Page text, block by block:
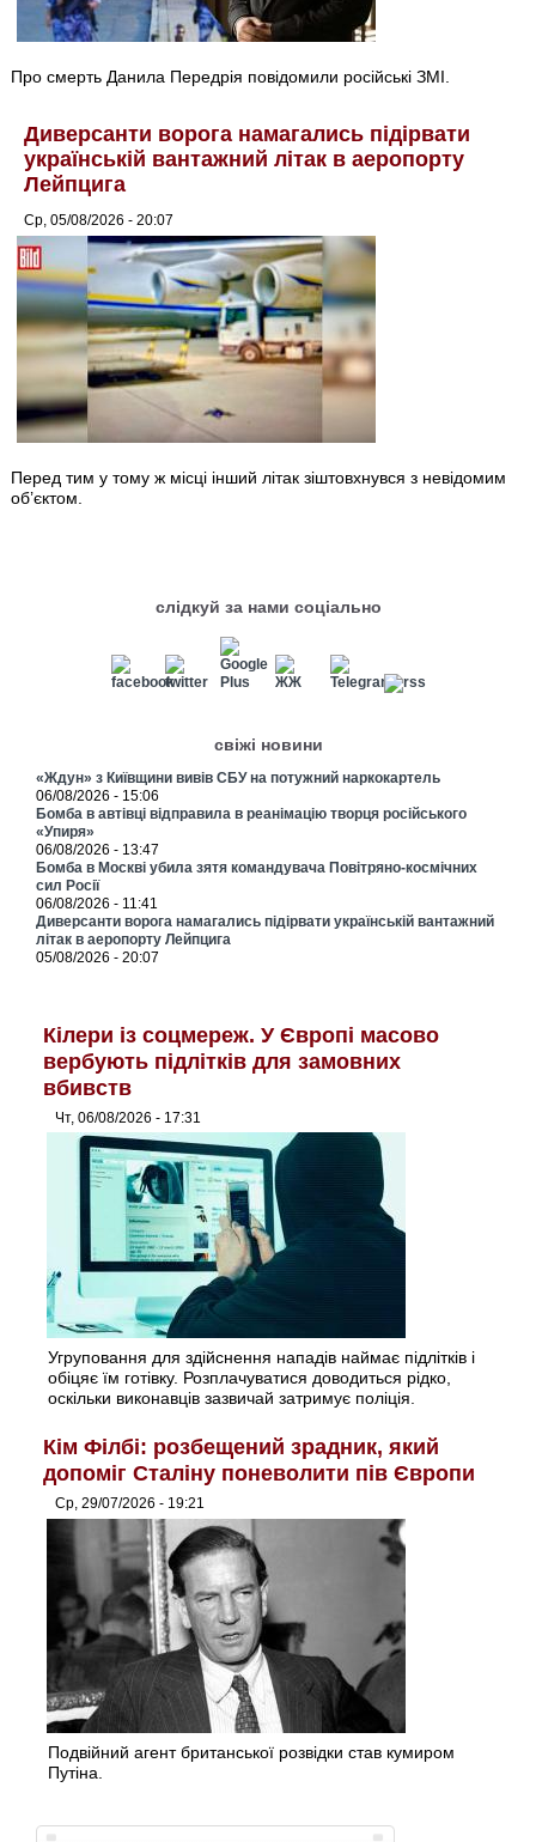
Про смерть Данила Передрія повідомили російські ЗМІ.
Диверсанти ворога намагались підірвати
українській вантажний літак в аеропорту
Лейпцига
Ср, 05/08/2026 - 20:07
Перед тим у тому ж місці інший літак зіштовхнувся з невідомим
об’єктом.
слідкуй за нами соціально
свіжі новини
«Ждун» з Київщини вивів СБУ на потужний наркокартель
06/08/2026 - 15:06
Бомба в автівці відправила в реанімацію творця російського
«Упиря»
06/08/2026 - 13:47
Бомба в Москві убила зятя командувача Повітряно-космічних
сил Росії
06/08/2026 - 11:41
Диверсанти ворога намагались підірвати українській вантажний
літак в аеропорту Лейпцига
05/08/2026 - 20:07
Кілери із соцмереж. У Європі масово
вербують підлітків для замовних
вбивств
Чт, 06/08/2026 - 17:31
Угруповання для здійснення нападів наймає підлітків і
обіцяє їм готівку. Розплачуватися доводиться рідко,
оскільки виконавців зазвичай затримує поліція.
Кім Філбі: розбещений зрадник, який
допоміг Сталіну поневолити пів Європи
Ср, 29/07/2026 - 19:21
Подвійний агент британської розвідки став кумиром
Путіна.